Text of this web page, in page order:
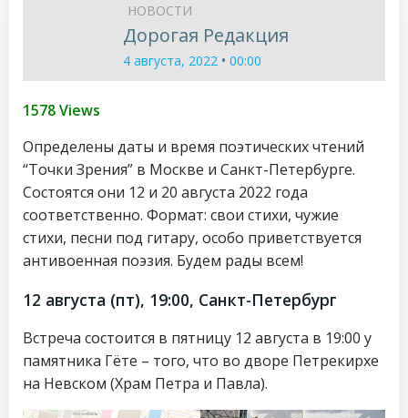
НОВОСТИ
Дорогая Редакция
4 августа, 2022 • 00:00
1578 Views
Определены даты и время поэтических чтений
“Точки Зрения” в Москве и Санкт-Петербурге.
Состоятся они 12 и 20 августа 2022 года
соответственно. Формат: свои стихи, чужие
стихи, песни под гитару, особо приветствуется
антивоенная поэзия. Будем рады всем!
12 августа (пт), 19:00, Санкт-Петербург
Встреча состоится в пятницу 12 августа в 19:00 у
памятника Гёте – того, что во дворе Петрекирхе
на Невском (Храм Петра и Павла).